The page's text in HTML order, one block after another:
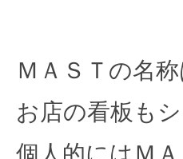
ＭＡＳＴの名
お店の看板も
個人的にはＭ